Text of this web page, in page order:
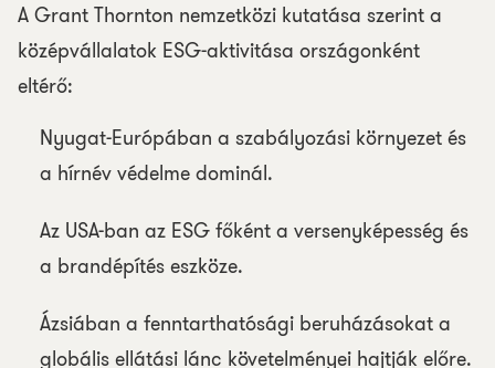
A Grant Thornton nemzetközi kutatása szerint a
középvállalatok ESG-aktivitása országonként
eltérő:
Nyugat-Európában a szabályozási környezet és
a hírnév védelme dominál.
Az USA-ban az ESG főként a versenyképesség és
a brandépítés eszköze.
Ázsiában a fenntarthatósági beruházásokat a
globális ellátási lánc követelményei hajtják előre.